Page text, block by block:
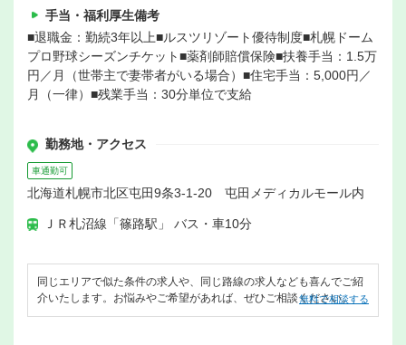
手当・福利厚生備考
■退職金：勤続3年以上■ルスツリゾート優待制度■札幌ドーム
プロ野球シーズンチケット■薬剤師賠償保険■扶養手当：1.5万
円／月（世帯主で妻帯者がいる場合）■住宅手当：5,000円／
月（一律）■残業手当：30分単位で支給
勤務地・アクセス
車通勤可
北海道札幌市北区屯田9条3-1-20 屯田メディカルモール内
ＪＲ札沼線「篠路駅」 バス・車10分
同じエリアで似た条件の求人や、同じ路線の求人なども喜んでご紹
介いたします。お悩みやご希望があれば、ぜひご相談ください。
無料で相談する